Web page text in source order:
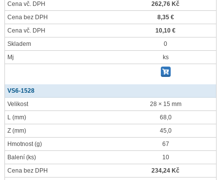
Cena vč. DPH
262,76 Kč
Cena bez DPH
8,35 €
Cena vč. DPH
10,10 €
Skladem
0
Mj
ks
VS6-1528
Velikost
28 × 15 mm
L (mm)
68,0
Z (mm)
45,0
Hmotnost(g)
67
Balení (ks)
10
Cena bez DPH
234,24 Kč